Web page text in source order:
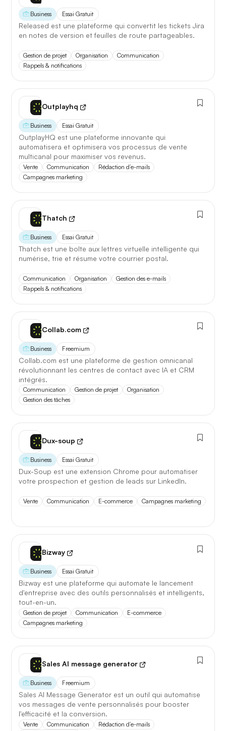
Business Essai Gratuit
Released est une plateforme qui convertit les tickets Jira
en notes de version et feuilles de route partageables.
Gestion de projet Organisation
Communication
Rappels & notifications
Outplayhq
Business Essai Gratuit
OutplayHQ est une plateforme innovante qui
automatisera et optimisera vos processus de vente
multicanal pour maximiser vos revenus.
Vente Communication
Rédaction d’e-mails
Campagnes marketing
Thatch
Business Essai Gratuit
Thatch est une boîte aux lettres virtuelle intelligente qui
numérise, trie et résume votre courrier postal.
Communication Organisation
Gestion des e-mails
Rappels & notifications
Collab.com
Business Freemium
Collab.com est une plateforme de gestion omnicanal
révolutionnant les centres de contact avec IA et CRM
intégrés.
Communication Gestion de projet
Organisation
Gestion des tâches
Dux-soup
Business Essai Gratuit
Dux-Soup est une extension Chrome pour automatiser
votre prospection et gestion de leads sur LinkedIn.
Vente Communication E-commerce Campagnes marketing
Bizway
Business Essai Gratuit
Bizway est une plateforme qui automate le lancement
d'entreprise avec des outils personnalisés et intelligents,
tout-en-un.
Gestion de projet Communication
E-commerce
Campagnes marketing
Sales AI message generator
Business Freemium
Sales AI Message Generator est un outil qui automatise
vos messages de vente personnalisés pour booster
l'efficacité et la conversion.
Vente Communication
Rédaction d’e-mails